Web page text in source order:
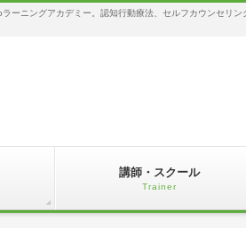
ーニングアカデミー。認知行動療法、セルフカウンセリ
講師・スクール
Trainer